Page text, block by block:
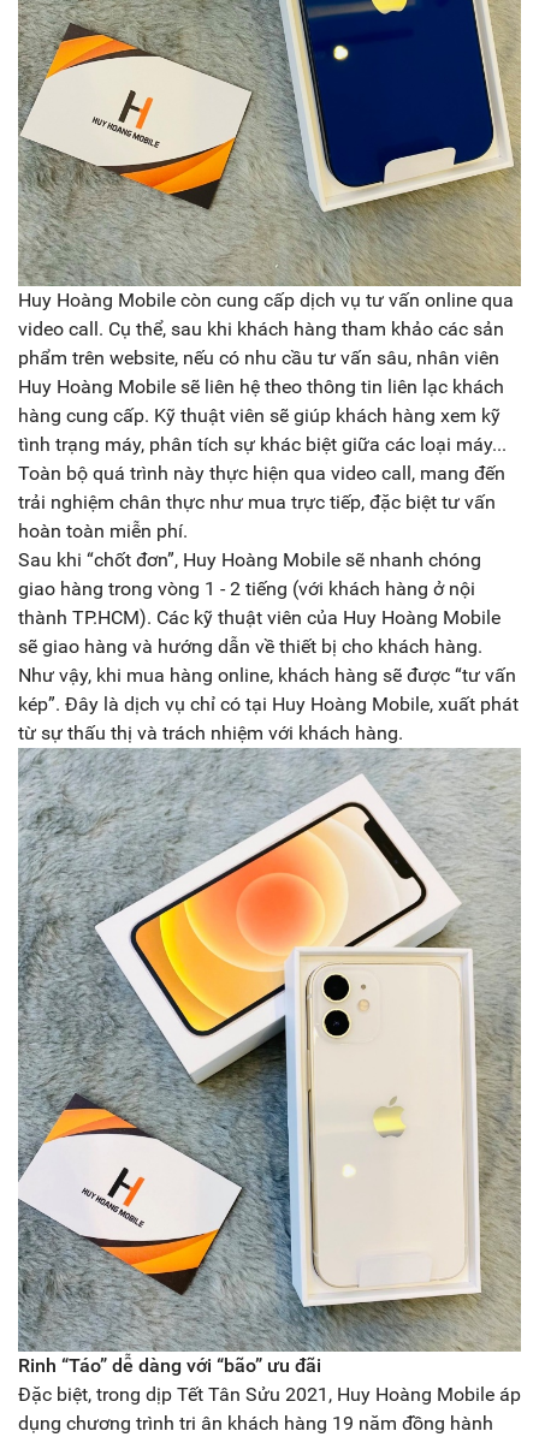
Huy Hoàng Mobile còn cung cấp dịch vụ tư vấn online qua
video call. Cụ thể, sau khi khách hàng tham khảo các sản
phẩm trên website, nếu có nhu cầu tư vấn sâu, nhân viên
Huy Hoàng Mobile sẽ liên hệ theo thông tin liên lạc khách
hàng cung cấp. Kỹ thuật viên sẽ giúp khách hàng xem kỹ
tình trạng máy, phân tích sự khác biệt giữa các loại máy...
Toàn bộ quá trình này thực hiện qua video call, mang đến
trải nghiệm chân thực như mua trực tiếp, đặc biệt tư vấn
hoàn toàn miễn phí.
Sau khi “chốt đơn”, Huy Hoàng Mobile sẽ nhanh chóng
giao hàng trong vòng 1 - 2 tiếng (với khách hàng ở nội
thành TP.HCM). Các kỹ thuật viên của Huy Hoàng Mobile
sẽ giao hàng và hướng dẫn về thiết bị cho khách hàng.
Như vậy, khi mua hàng online, khách hàng sẽ được “tư vấn
kép”. Đây là dịch vụ chỉ có tại Huy Hoàng Mobile, xuất phát
từ sự thấu thị và trách nhiệm với khách hàng.
Rinh “Táo” dễ dàng với “bão” ưu đãi
Đặc biệt, trong dịp Tết Tân Sửu 2021, Huy Hoàng Mobile áp
dụng chương trình tri ân khách hàng 19 năm đồng hành